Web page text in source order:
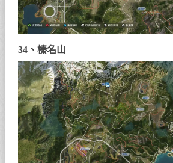
34、榛名山